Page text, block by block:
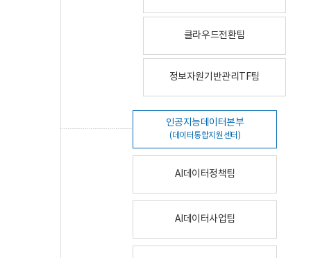
클라우드전환팀
정보자원기반관리TF팀
인공지능데이터본부
(데이터통합지원센터)
AI데이터정책팀
AI데이터사업팀